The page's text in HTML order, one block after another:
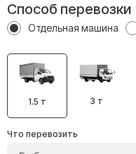
Способ перевозки
Отдельная машина
1.5 т 3 т
Что перевозить